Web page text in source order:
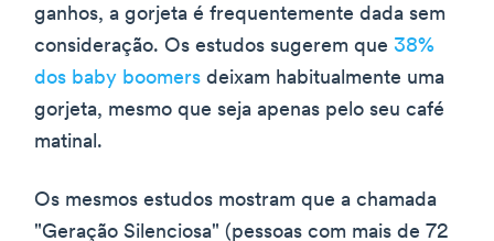
ganhos, a gorjeta é frequentemente dada sem
consideração. Os estudos sugerem que 38%
dos baby boomers deixam habitualmente uma
gorjeta, mesmo que seja apenas pelo seu café
matinal.
Os mesmos estudos mostram que a chamada
"Geração Silenciosa" (pessoas com mais de 72